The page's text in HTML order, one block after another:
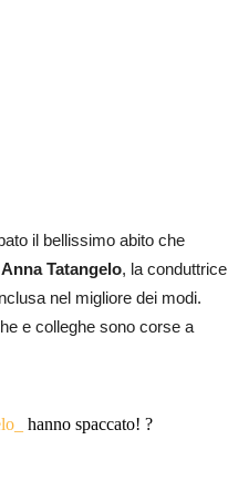
il bellissimo abito che
Tatangelo, la conduttrice
nel migliore dei modi.
e colleghe sono corse a
hanno spaccato! ?